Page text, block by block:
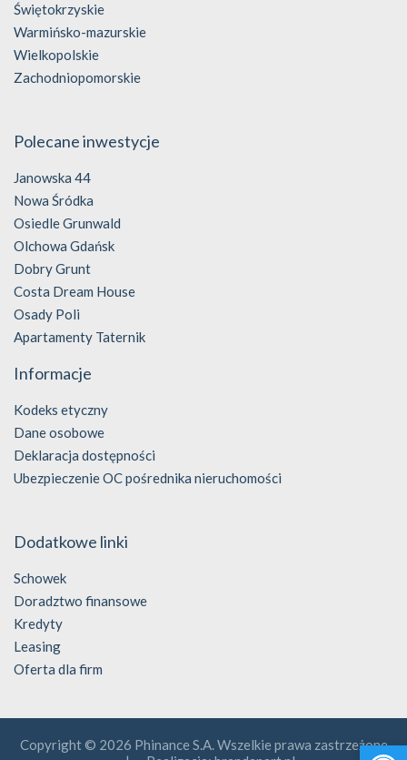
Świętokrzyskie
Warmińsko-mazurskie
Wielkopolskie
Zachodniopomorskie
Polecane inwestycje
Janowska 44
Nowa Śródka
Osiedle Grunwald
Olchowa Gdańsk
Dobry Grunt
Costa Dream House
Osady Poli
Apartamenty Taternik
Informacje
Kodeks etyczny
Dane osobowe
Deklaracja dostępności
Ubezpieczenie OC pośrednika nieruchomości
Dodatkowe linki
Schowek
Doradztwo finansowe
Kredyty
Leasing
Oferta dla firm
Copyright © 2026 Phinance S.A. Wszelkie prawa zastrzeżone